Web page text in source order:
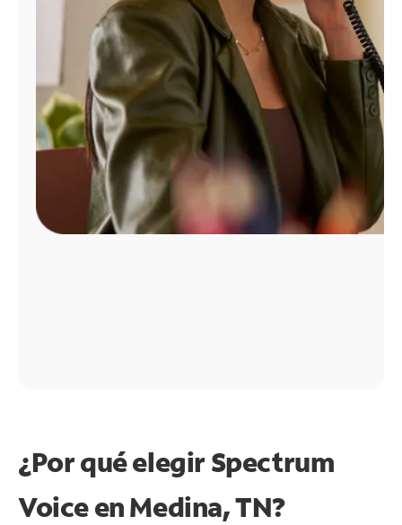
¿Por qué elegir Spectrum
Voice en Medina, TN?